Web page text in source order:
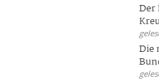
Der
Die